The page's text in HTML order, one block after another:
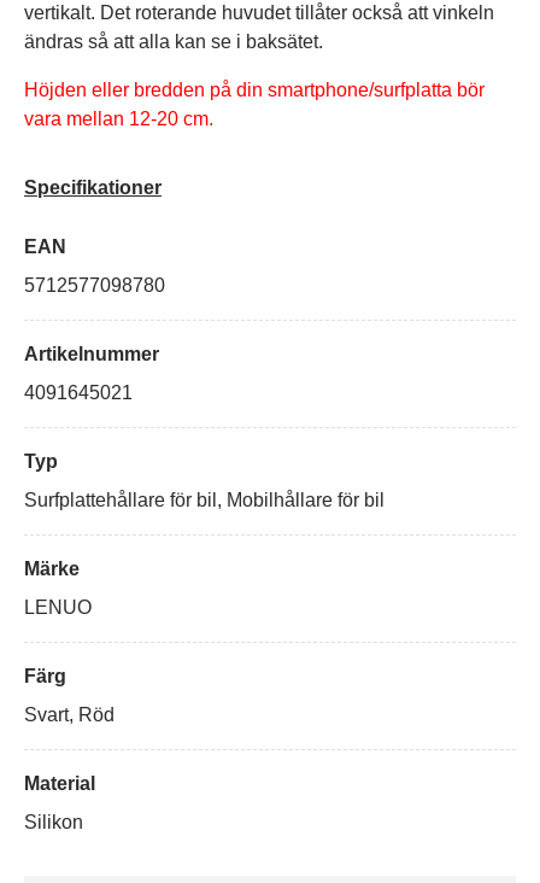
vertikalt. Det roterande huvudet tillåter också att vinkeln
ändras så att alla kan se i baksätet.
Höjden eller bredden på din smartphone/surfplatta bör
vara mellan 12-20 cm.
Specifikationer
EAN
5712577098780
Artikelnummer
4091645021
Typ
Surfplattehållare för bil, Mobilhållare för bil
Märke
LENUO
Färg
Svart, Röd
Material
Silikon